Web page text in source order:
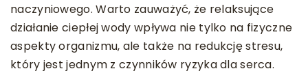
naczyniowego. Warto zauważyć, że relaksujące
działanie ciepłej wody wpływa nie tylko na fizyczne
aspekty organizmu, ale także na redukcję stresu,
który jest jednym z czynników ryzyka dla serca.